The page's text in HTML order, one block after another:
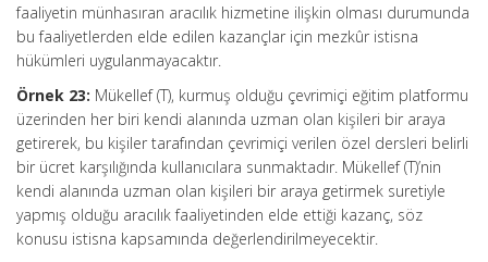
faaliyetin münhasıran aracılık hizmetine ilişkin olması durumunda
bu faaliyetlerden elde edilen kazançlar için mezkûr istisna
hükümleri uygulanmayacaktır.
Örnek 23: Mükellef (T), kurmuş olduğu çevrimiçi eğitim platformu
üzerinden her biri kendi alanında uzman olan kişileri bir araya
getirerek, bu kişiler tarafından çevrimiçi verilen özel dersleri belirli
bir ücret karşılığında kullanıcılara sunmaktadır. Mükellef (T)’nin
kendi alanında uzman olan kişileri bir araya getirmek suretiyle
yapmış olduğu aracılık faaliyetinden elde ettiği kazanç, söz
konusu istisna kapsamında değerlendirilmeyecektir.